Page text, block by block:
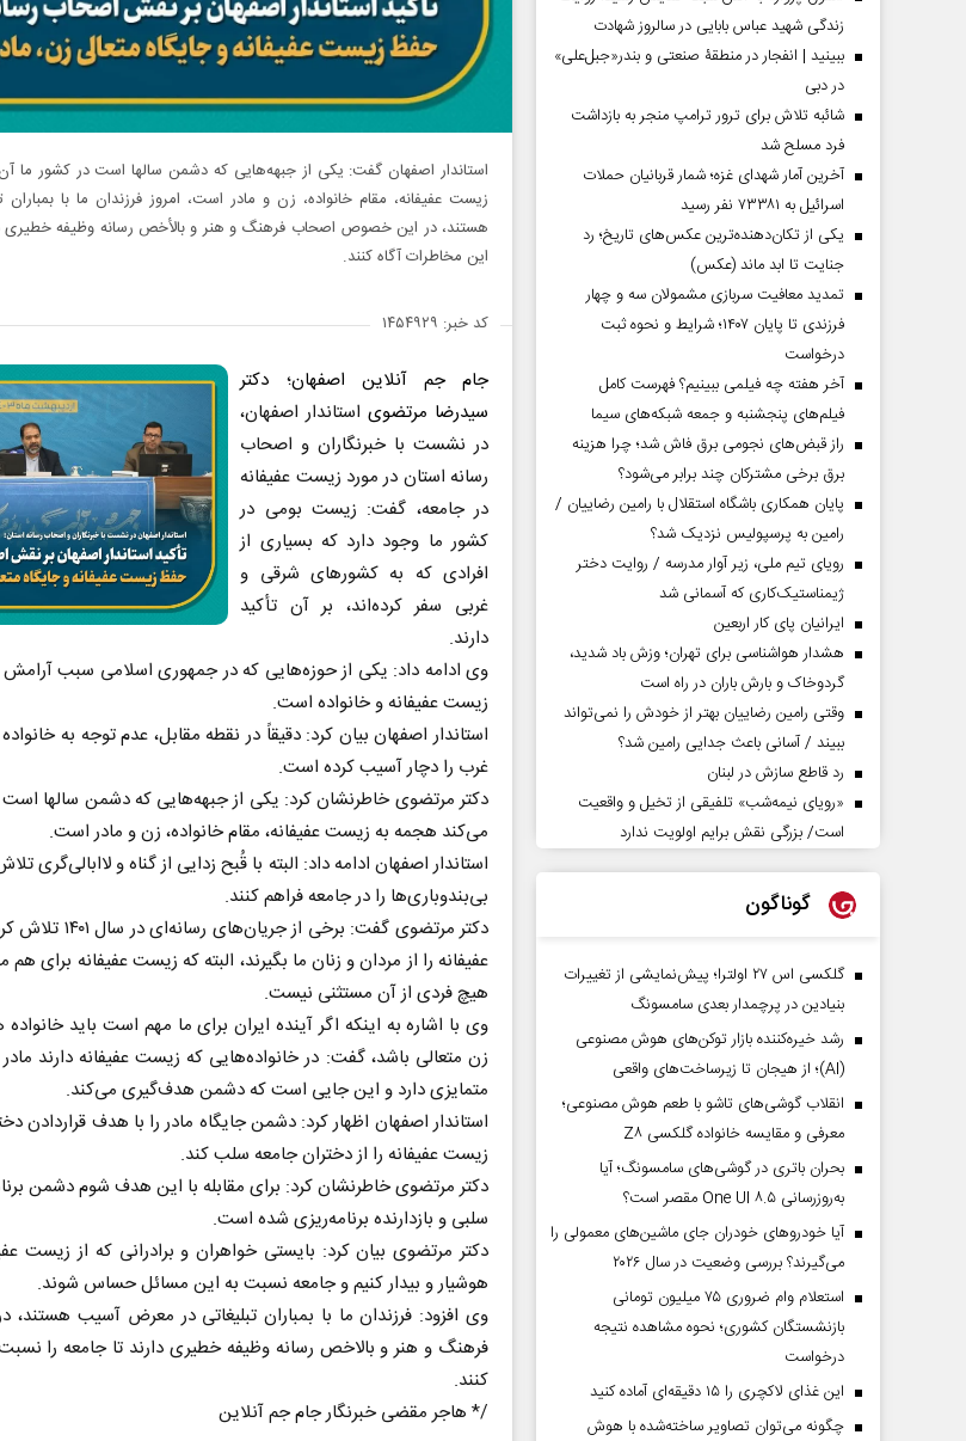
استاندار اصفهان گفت: یکی از جبهه‌هایی که دشمن سالها است در کشور ما
زیست عفیفانه، مقام خانواده، زن و مادر است، امروز فرزندان ما با
هستند، در این خصوص اصحاب فرهنگ و هنر و بالأخص رسانه وظیفه خطیری
این مخاطرات آگاه کنند.
کد خبر: ۱۴۵۴۹۲۹
جام جم آنلاین اصفهان؛ دکتر
سیدرضا مرتضویاستاندار اصفهان،
در نشست با خبرنگاران و اصحاب
رسانه استان در مورد زیست عفیفانه
در جامعه، گفت: زیست بومی در
کشور ما وجود دارد که بسیاری از
افرادی که به کشورهای شرقی و
غربی سفر کرده‌اند، بر آن تأکید
دارند.
وی ادامه داد: یکی از حوزه‌هایی که در جمهوری اسلامی سبب
زیست عفیفانه و خانواده است.
استاندار اصفهان بیان کرد: دقیقاً در نقطه مقابل، عدم توجه به
غرب را دچار آسیب کرده است.
دکتر مرتضوی خاطرنشان کرد: یکی از جبهه‌هایی که دشمن سالها است
می‌کند هجمه به زیست عفیفانه، مقام خانواده، زن و مادر است.
استاندار اصفهان ادامه داد: البته با قُبح زدایی از گناه و لاابالی‌گری
بی‌بندوباری‌ها را در جامعه فراهم کنند.
دکتر مرتضوی گفت:
عفیفانه را از مردان و زنان ما بگیرند، البته که زیست عفیفانه برای
هیچ فردی از آن مستثنی نیست.
وی با اشاره به اینکه اگر آینده ایران برای ما مهم است باید
زن متعالی باشد، گفت: در خانواده‌هایی که زیست عفیفانه دارند
متمایزی دارد و این جایی است که دشمن هدف‌گیری می‌کند.
استاندار اصفهان اظهار کرد: دشمن جایگاه مادر را با هدف قراردادن
زیست عفیفانه را از دختران جامعه سلب کند.
دکتر مرتضوی خاطرنشان کرد: برای مقابله با این هدف شوم دشمن
سلبی و بازدارنده برنامه‌ریزی شده است.
دکتر مرتضوی بیان کرد: بایستی خواهران و برادرانی که از زیست
هوشیار و بیدار کنیم و جامعه نسبت به این مسائل حساس شوند.
وی افزود: فرزندان ما با بمباران تبلیغاتی در معرض آسیب
فرهنگ و هنر و بالاخص رسانه وظیفه خطیری دارند تا جامعه را
کنند.
/* هاجر مقضی خبرنگار جام جم آنلاین
زندگی شهید عباس بابایی در سالروز شهادت
ببینید | انفجار در منطقۀ صنعتی و بندر«جبل‌علی»
در دبی
شائبه تلاش برای ترور ترامپ منجر به بازداشت
فرد مسلح شد
آخرین آمار شهدای غزه؛ شمار قربانیان حملات
اسرائیل به ۷۳۳۸۱ نفر رسید
یکی از تکان‌دهنده‌ترین عکس‌های تاریخ؛ رد
جنایت تا ابد ماند (عکس)
تمدید معافیت سربازی مشمولان سه و چهار
فرزندی تا پایان ۱۴۰۷؛ شرایط و نحوه ثبت
درخواست
آخر هفته چه فیلمی ببینیم؟ فهرست کامل
فیلم‌های پنجشنبه و جمعه شبکه‌های سیما
راز قبض‌های نجومی برق فاش شد؛ چرا هزینه
برق برخی مشترکان چند برابر می‌شود؟
پایان همکاری باشگاه استقلال با رامین رضاییان /
رامین به پرسپولیس نزدیک شد؟
رویای تیم ملی، زیر آوار مدرسه / روایت دختر
ژیمناستیک‌کاری که آسمانی شد
ایرانیان پای کار اربعین
هشدار هواشناسی برای تهران؛ وزش باد شدید،
گردوخاک و بارش باران در راه است
وقتی رامین رضاییان بهتر از خودش را نمی‌تواند
ببیند / آسانی باعث جدایی رامین شد؟
رد قاطع سازش در لبنان
«رویای نیمه‌شب» تلفیقی از تخیل و واقعیت
است/ بزرگی نقش برایم اولویت ندارد
گوناگون
گلکسی اس ۲۷ اولترا؛ پیش‌نمایشی از تغییرات
بنیادین در پرچمدار بعدی سامسونگ
رشد خیره‌کننده بازار توکن‌های هوش مصنوعی
(AI)؛ از هیجان تا زیرساخت‌های واقعی
انقلاب گوشی‌های تاشو‌ با طعم هوش مصنوعی؛
معرفی و مقایسه خانواده گلکسی Z۸
بحران باتری در گوشی‌های سامسونگ؛ آیا
به‌روزرسانی One UI ۸.۵ مقصر است؟
آیا خودروهای خودران جای ماشین‌های معمولی را
می‌گیرند؟ بررسی وضعیت در سال ۲۰۲۶
استعلام وام ضروری ۷۵ میلیون تومانی
بازنشستگان کشوری؛ نحوه مشاهده نتیجه
درخواست
این غذای لاکچری را ۱۵ دقیقه‌ای آماده کنید
چگونه می‌توان تصاویر ساخته‌شده با هوش